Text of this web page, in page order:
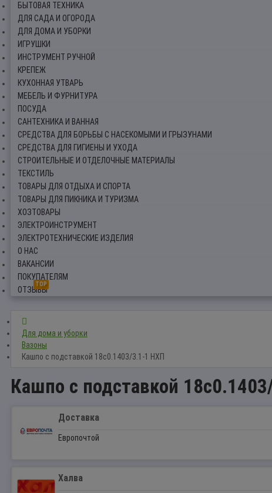
БЫТОВАЯ ТЕХНИКА
ДЛЯ САДА И ОГОРОДА
ДЛЯ ДОМА И УБОРКИ
ИГРУШКИ
ИНСТРУМЕНТ РУЧНОЙ
КРЕПЕЖ
КУХОННАЯ УТВАРЬ
МЕБЕЛЬ И ФУРНИТУРА
ПОСУДА
САНТЕХНИКА И ВАННАЯ
СРЕДСТВА ДЛЯ БОРЬБЫ С НАСЕКОМЫМИ И ГРЫЗУНАМИ
СРЕДСТВА ДЛЯ ГИГИЕНЫ И УХОДА
СТРОИТЕЛЬНЫЕ И ОТДЕЛОЧНЫЕ МАТЕРИАЛЫ
ТЕКСТИЛЬ
ТОВАРЫ ДЛЯ ОТДЫХА И СПОРТА
ТОВАРЫ ДЛЯ ПИКНИКА И ТУРИЗМА
ХОЗТОВАРЫ
ЭЛЕКТРОИНСТРУМЕНТ
ЭЛЕКТРОТЕХНИЧЕСКИЕ ИЗДЕЛИЯ
О НАС
ВАКАНСИИ
ПОКУПАТЕЛЯМ
TOP
ОТЗЫВЫ
Для дома и уборки
Вазоны
Кашпо с подставкой 18с0.1403/3.1-1 НХП
Кашпо с подставкой
Доставка
Европочтой
Халва